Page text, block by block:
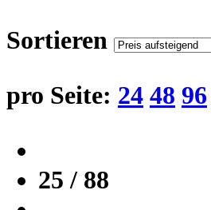
Sortieren
pro Seite: 24 48 96
25 / 88